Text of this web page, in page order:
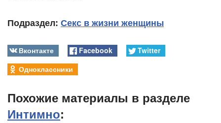
Подраздел: Секс в жизни женщины
Вконтакте Facebook
Twitter
Одноклассники
Похожие материалы в разделе
Интимно: